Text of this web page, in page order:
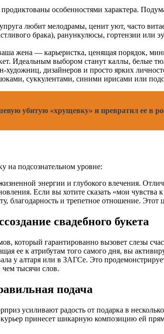
особенностями характера.
любит мелодрамы, ценит уют, часто
брака), ранункулюсы, гортензии
жена — карьеристка, ценящая порядок,
Идеальным выбором станут каллы, белые
дизайнеров и просто ярких
суккулентами, синими ирисами или
убитую «хрущевку» и превратил ее в
на подсознательном уровне:
энергии и глубокого влечения.
Если вы хотите сказать «мои
благодарность и трепетное отношение.
свадебного букета
который гарантированно вызовет слезы
ее к атрибутам того самого дня, вы
у алтаря или в ЗАГСе. Это
тысячи слов.
подача
усиливают радость от подарка в
принесет шикарную композицию ей